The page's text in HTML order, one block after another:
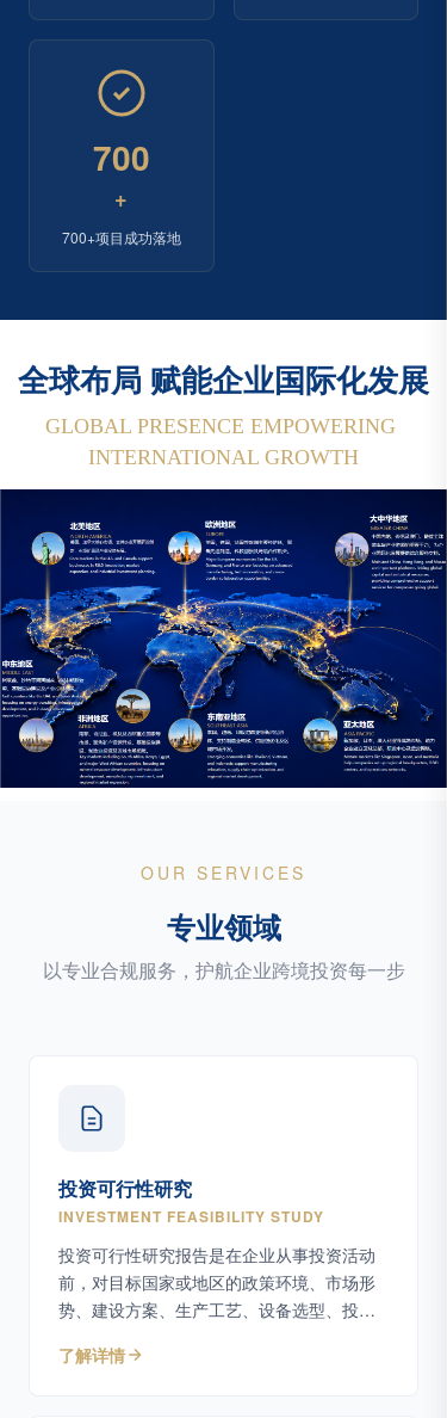
700
+
700+项目成功落地
全球布局 赋能企业国际化发展
GLOBAL PRESENCE EMPOWERING
INTERNATIONAL GROWTH
OUR SERVICES
专业领域
以专业合规服务，护航企业跨境投资每一步
投资可行性研究
INVESTMENT FEASIBILITY STUDY
投资可行性研究报告是在企业从事投资活动
前，对目标国家或地区的政策环境、市场形
势、建设方案、生产工艺、设备选型、投资
与论证，评估项目可行性、经济效益和社会
了解详情